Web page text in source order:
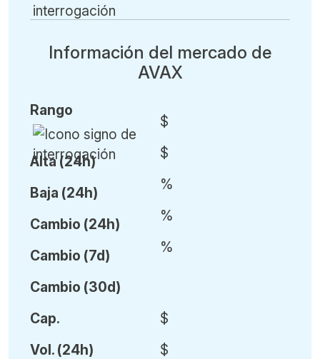
Información del mercado de
AVAX
Rango
Alta (24h)
Baja (24h)
Cambio (24h)
Cambio (7d)
Cambio (30d)
$
$
%
%
%
Cap.
Vol. (24h)
$
$